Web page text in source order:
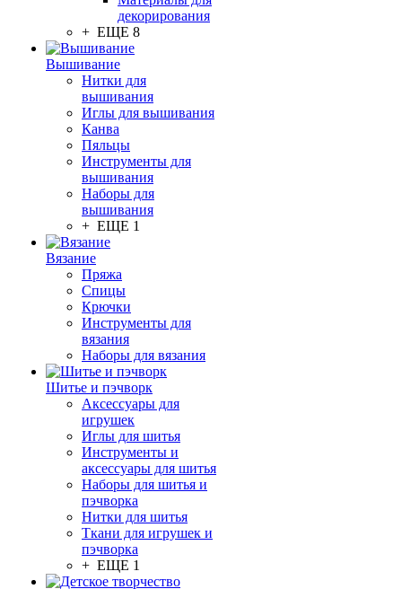
декорирования
+ ЕЩЕ 8
Вышивание
Нитки для
вышивания
Иглы для вышивания
Канва
Пяльцы
Инструменты для
вышивания
Наборы для
вышивания
+ ЕЩЕ 1
Вязание
Пряжа
Спицы
Крючки
Инструменты для
вязания
Наборы для вязания
Шитье и пэчворк
Аксессуары для
игрушек
Иглы для шитья
Инструменты и
аксессуары для шитья
Наборы для шитья и
пэчворка
Нитки для шитья
Ткани для игрушек и
пэчворка
+ ЕЩЕ 1